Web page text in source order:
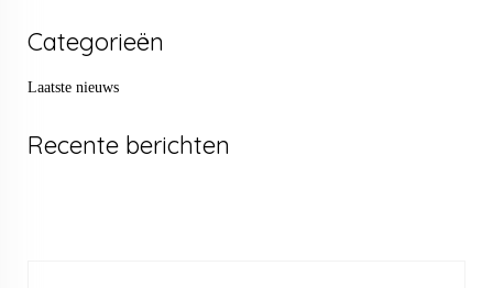
Categorieën
Laatste nieuws
Recente berichten